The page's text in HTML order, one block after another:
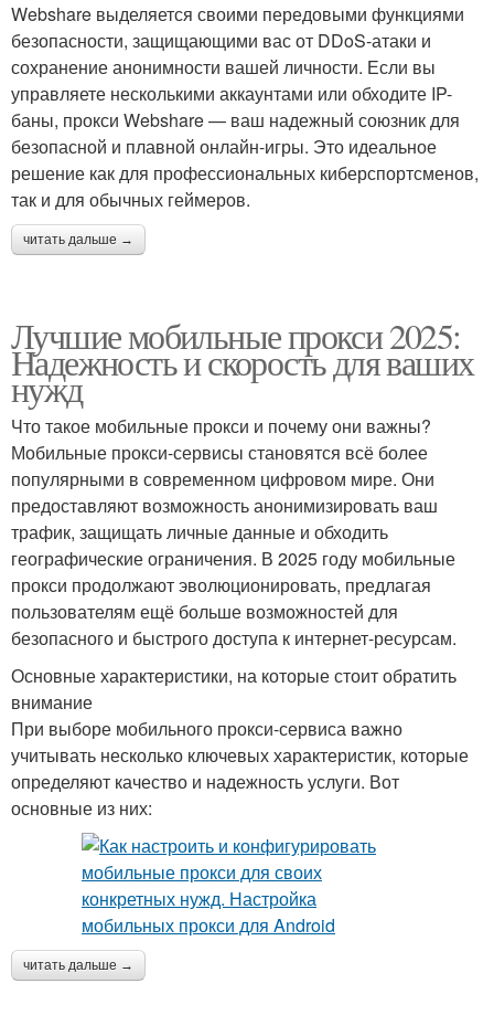
Webshare выделяется своими передовыми функциями
безопасности, защищающими вас от DDoS-атаки и
сохранение анонимности вашей личности. Если вы
управляете несколькими аккаунтами или обходите IP-
баны, прокси Webshare — ваш надежный союзник для
безопасной и плавной онлайн-игры. Это идеальное
решение как для профессиональных киберспортсменов,
так и для обычных геймеров.
читать дальше →
Лучшие мобильные прокси 2025:
Надежность и скорость для ваших
нужд
Что такое мобильные прокси и почему они важны?
Мобильные прокси-сервисы становятся всё более
популярными в современном цифровом мире. Они
предоставляют возможность анонимизировать ваш
трафик, защищать личные данные и обходить
географические ограничения. В 2025 году мобильные
прокси продолжают эволюционировать, предлагая
пользователям ещё больше возможностей для
безопасного и быстрого доступа к интернет-ресурсам.
Основные характеристики, на которые стоит обратить
внимание
При выборе мобильного прокси-сервиса важно
учитывать несколько ключевых характеристик, которые
определяют качество и надежность услуги. Вот
основные из них:
читать дальше →